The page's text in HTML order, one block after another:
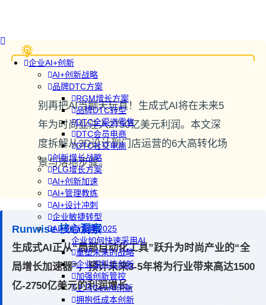
企业AI+创新
AI+创新战略
品牌DTC方案
RGM增长方案
品牌DTC转型
DTC全渠道零售
DTC会员电商
DTC社交电商
创新增长战略
PLG增长方案
AI+创新加速
AI+管理教练
AI+设计冲刺
企业敏捷转型
AI+创新指南2025
企业如何快速采用AI
重塑未来的战略
企业深科技创新
加强创新管控
上马GenAI创新
拥抱低成本创新
别再把AI当聊天玩具！生成式AI将在未来5
年为时尚业注入2750亿美元利润。本文深
度拆解从3D设计到门店运营的6大高转化场
景与落地步骤。
Runwise 核心洞察
生成式AI正从“局部自动化工具”跃升为时尚产业的“全
局增长加速器”，预计未来3-5年将为行业带来高达1500
亿-2750亿美元的利润增长。